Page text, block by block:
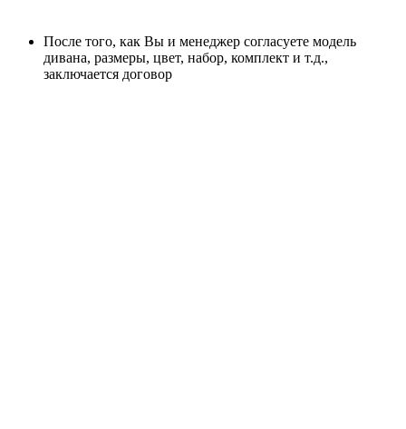
После того, как Вы и менеджер согласуете модель
дивана, размеры, цвет, набор, комплект и т.д.,
заключается договор